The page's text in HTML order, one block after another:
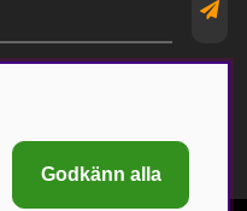
Godkänn alla